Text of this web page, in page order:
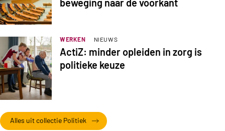
beweging naar de voorkant
WERKEN NIEUWS
ActiZ: minder opleiden in zorg is
politieke keuze
Alles uit collectie Politiek